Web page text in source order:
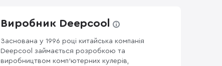
Виробник Deepcool
Заснована у 1996 році китайська компанія
Deepcool займається розробкою та
виробництвом комп’ютерних кулерів,